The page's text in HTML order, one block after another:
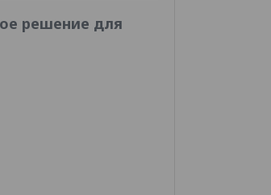
решение для